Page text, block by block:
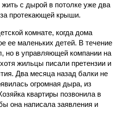
жить с дырой в потолке уже два
протекающей крыши.
комнате, когда дома
ее маленьких детей. В течение
но в управляющей компании на
жильцы писали претензии и
Два месяца назад балки не
огромная дыра, из
квартиры позвонила в
она написала заявления и